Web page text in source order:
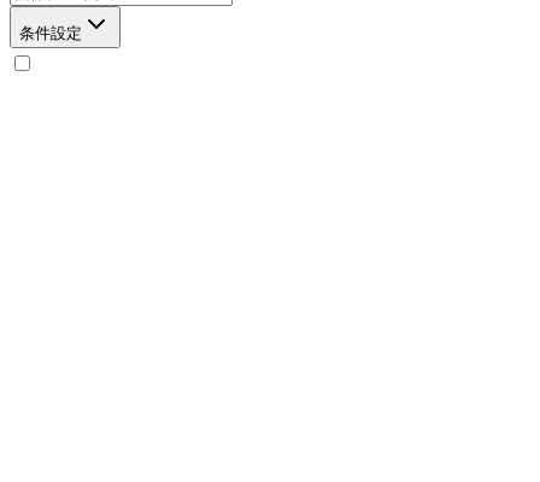
条件設定